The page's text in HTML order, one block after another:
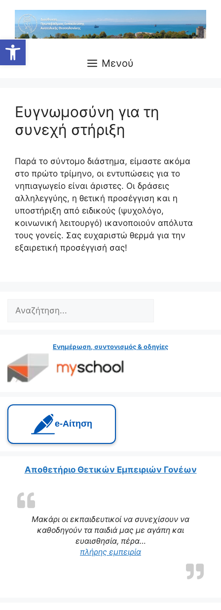
Ανοίξτε τη γραμμή εργαλείων
περιεχόμενο
Μενού
Ευγνωμοσύνη για τη
συνεχή στήριξη
Παρά το σύντομο διάστημα, είμαστε ακόμα
στο πρώτο τρίμηνο, οι εντυπώσεις για το
νηπιαγωγείο είναι άριστες. Οι δράσεις
αλληλεγγύης, η θετική προσέγγιση και η
υποστήριξη από ειδικούς (ψυχολόγο,
κοινωνική λειτουργό) ικανοποιούν απόλυτα
τους γονείς. Σας ευχαριστώ θερμά για την
εξαιρετική προσέγγισή σας!
Ενημέρωση, συντονισμός & οδηγίες
e‑Αίτηση
Μακάρι οι εκπαιδευτικοί να συνεχίσουν να
καθοδηγούν τα παιδιά μας με αγάπη και
ευαισθησία, πέρα…
πλήρης εμπειρία“Η δασκάλα μας
Αποθετήριο Θετικών Εμπειριών Γονέων